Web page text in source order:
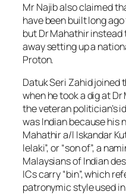
Mr Najib also claimed
have been built long
but Dr Mahathir
away setting up a
Proton.
Datuk Seri Zahid joined
when he took a dig at
the veteran politician’s
was Indian because his
Mahathir a/l Iskandar
lelaki”, or “son of”, a
Malaysians of Indian
ICs carry “bin”, which
patronymic style used